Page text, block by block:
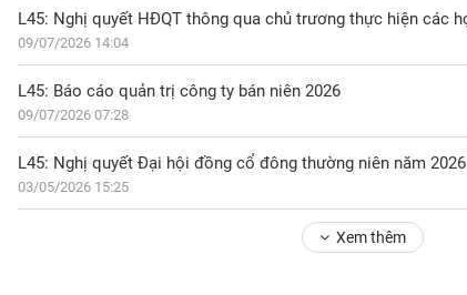
09/07/2026 14:04
L45: Báo cáo quản trị công ty bán niên 2026
09/07/2026 07:28
L45: Nghị quyết Đại hội đồng cổ đông thường niên năm 2026
03/05/2026 15:25
Xem thêm
DOANH
NGHIỆP
CỔ
PHIẾU